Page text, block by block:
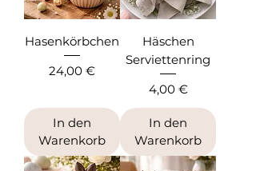
Hasenkörbchen
Preis
24,00 €
In den
Warenkorb
Häschen
Serviettenring
Preis
4,00 €
In den
Warenkorb